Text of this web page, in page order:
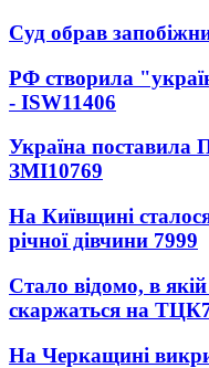
Суд обрав
РФ створила
- ISW11406
Україна поставила
ЗМІ10769
На Київщині
річної дівчини 7999
Стало відомо, в
скаржаться на ТЦК
На Черкащині